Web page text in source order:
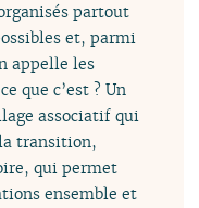
partout
et, parmi
appelle les
que c’est ? Un
associatif qui
transition,
qui permet
ensemble et